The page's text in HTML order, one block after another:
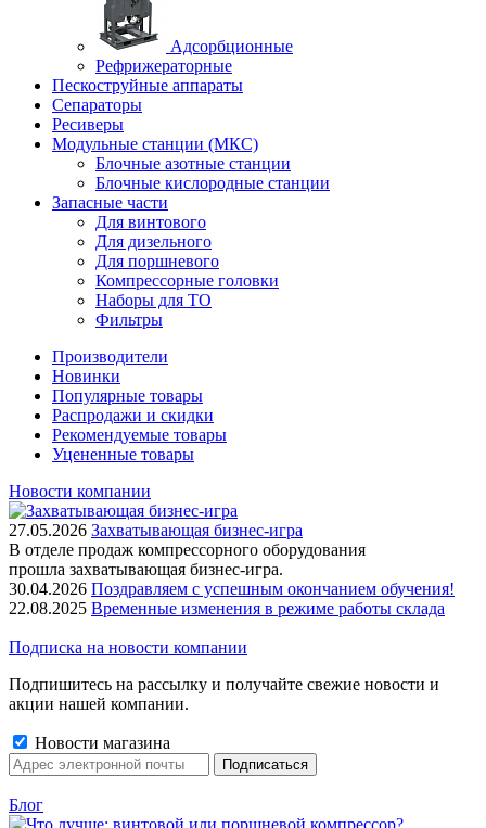
Адсорбционные
Рефрижераторные
Пескоструйные аппараты
Сепараторы
Ресиверы
Модульные станции (МКС)
Блочные азотные станции
Блочные кислородные станции
Запасные части
Для винтового
Для дизельного
Для поршневого
Компрессорные головки
Наборы для ТО
Фильтры
Производители
Новинки
Популярные товары
Распродажи и скидки
Рекомендуемые товары
Уцененные товары
Новости компании
27.05.2026 Захватывающая бизнес-игра
В отделе продаж компрессорного оборудования
прошла захватывающая бизнес-игра.
30.04.2026 Поздравляем с успешным окончанием обучения!
22.08.2025 Временные изменения в режиме работы склада
Подписка на новости компании
Подпишитесь на рассылку и получайте свежие новости и
акции нашей компании.
Новости магазина
Блог